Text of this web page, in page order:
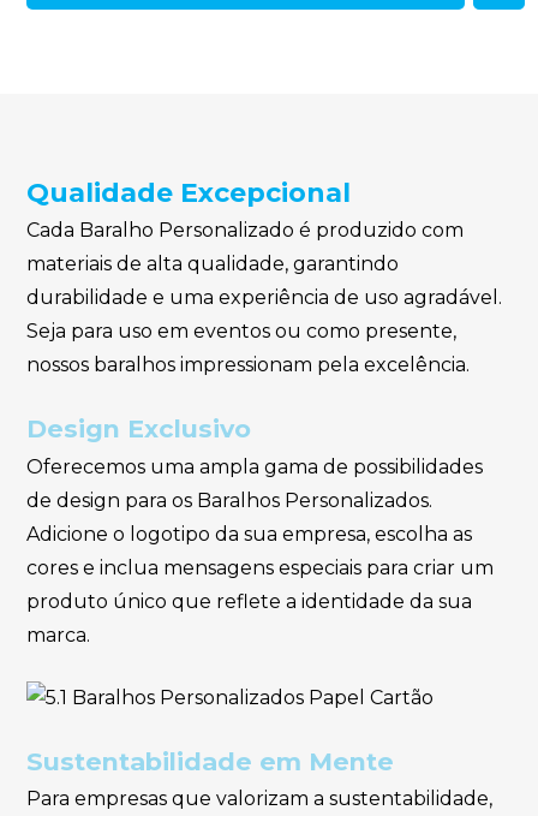
Qualidade Excepcional
Cada Baralho Personalizado é produzido com
materiais de alta qualidade, garantindo
durabilidade e uma experiência de uso agradável.
Seja para uso em eventos ou como presente,
nossos baralhos impressionam pela excelência.
Design Exclusivo
Oferecemos uma ampla gama de possibilidades
de design para os Baralhos Personalizados.
Adicione o logotipo da sua empresa, escolha as
cores e inclua mensagens especiais para criar um
produto único que reflete a identidade da sua
marca.
Sustentabilidade em Mente
Para empresas que valorizam a sustentabilidade,